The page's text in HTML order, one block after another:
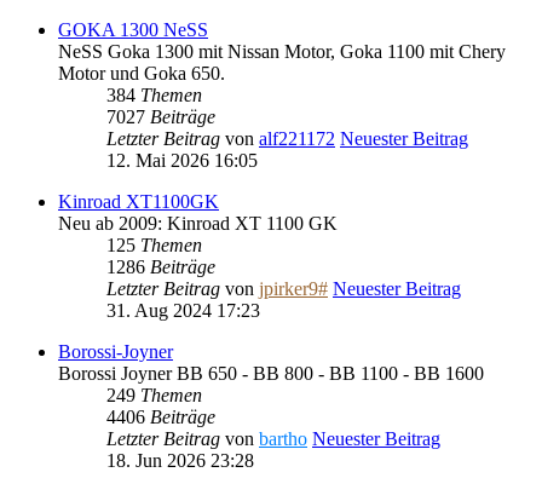
GOKA 1300 NeSS
NeSS Goka 1300 mit Nissan Motor, Goka 1100 mit Chery
Motor und Goka 650.
384 Themen
7027 Beiträge
Letzter Beitrag von alf221172 Neuester Beitrag
12. Mai 2026 16:05
Kinroad XT1100GK
Neu ab 2009: Kinroad XT 1100 GK
125 Themen
1286 Beiträge
Letzter Beitrag von jpirker9# Neuester Beitrag
31. Aug 2024 17:23
Borossi-Joyner
Borossi Joyner BB 650 - BB 800 - BB 1100 - BB 1600
249 Themen
4406 Beiträge
Letzter Beitrag von bartho Neuester Beitrag
18. Jun 2026 23:28